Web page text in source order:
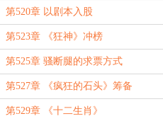
第520章 以剧本入股
第523章 《狂神》冲榜
第525章 骚断腿的求票方式
第527章 《疯狂的石头》筹备
第529章 《十二生肖》